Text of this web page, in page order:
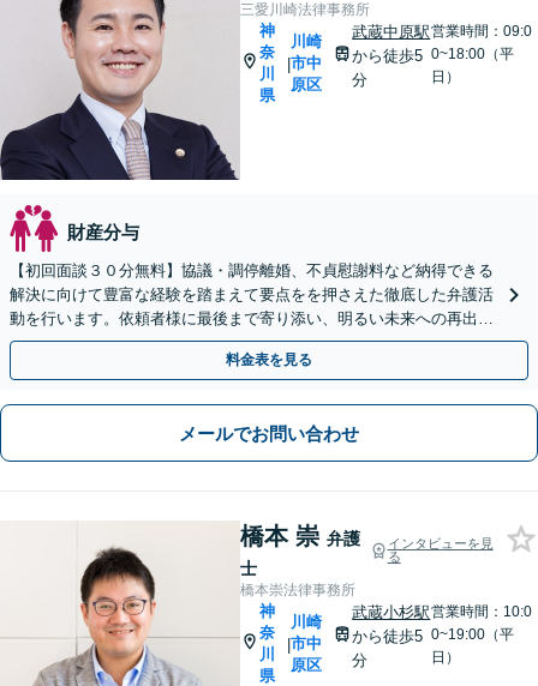
三愛川崎法律事務所
神
奈
川
県
|
川崎
市中
原区
武蔵中原駅
から徒歩5
分
営業時間：09:0
0~18:00（平
日）
財産分与
【初回面談３０分無料】協議・調停離婚、不貞慰謝料など納得できる
解決に向けて豊富な経験を踏まえて要点をを押さえた徹底した弁護活
動を行います。依頼者様に最後まで寄り添い、明るい未来への再出発
を全力でサポートします。まずは気軽にご相談ください。
料金表を見る
メールでお問い合わせ
橋本 崇 弁護
士
インタビューを見
る
橋本崇法律事務所
神
奈
川
県
|
川崎
市中
原区
武蔵小杉駅
から徒歩5
分
営業時間：10:0
0~19:00（平
日）